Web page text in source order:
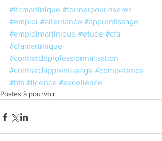
#ifcmartinique #formerpourinserer
#emploi #alternance #apprentissage
#emploimartinique #etude #cfa
#cfamartinique
#contratdeprofessionnalisation
#contratdapprentissage #competence
#bts #licence #excellence
Postes à pourvoir